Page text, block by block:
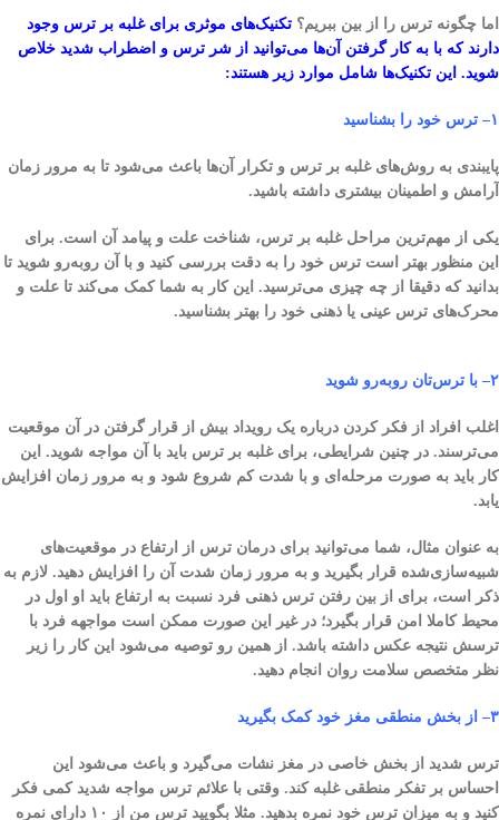
اما چگونه ترس را از بین ببریم؟ تکنیک‌های موثری برای غلبه بر ترس وجود
دارند که با به کار گرفتن آن‌ها می‌توانید از شر ترس و اضطراب شدید خلاص
شوید. این تکنیک‌ها شامل موارد زیر هستند:
۱– ترس خود را بشناسید
پایبندی به روش‌های غلبه بر ترس و تکرار آن‌ها باعث می‌شود تا به مرور زمان
آرامش و اطمینان بیشتری داشته باشید.
یکی از مهم‌ترین مراحل غلبه بر ترس، شناخت علت و پیامد آن است. برای
این منظور بهتر است ترس خود را به دقت بررسی کنید و با آن روبه‌رو شوید تا
بدانید که دقیقا از چه چیزی می‌ترسید. این کار به شما کمک می‌کند تا علت و
محرک‌های ترس عینی یا ذهنی خود را بهتر بشناسید.
۲– با ترس‌تان روبه‌رو شوید
اغلب افراد از فکر کردن درباره یک رویداد بیش از قرار گرفتن در آن موقعیت
می‌ترسند. در چنین شرایطی، برای غلبه بر ترس باید با آن مواجه شوید. این
کار باید به صورت مرحله‌ای و با شدت کم شروع شود و به مرور زمان افزایش
یابد.
به عنوان مثال، شما می‌توانید برای درمان ترس از ارتفاع در موقعیت‌های
شبیه‌سازی‌شده قرار بگیرید و به مرور زمان شدت آن را افزایش دهید. لازم به
ذکر است، برای از بین رفتن ترس ذهنی فرد نسبت به ارتفاع باید او اول در
محیط کاملا امن قرار بگیرد؛ در غیر این صورت ممکن است مواجهه فرد با
ترسش نتیجه عکس داشته باشد. از همین رو توصیه می‌شود این کار را زیر
نظر متخصص سلامت روان انجام دهید.
۳– از بخش منطقی مغز خود کمک بگیرید
ترس شدید از بخش خاصی در مغز نشات می‌گیرد و باعث می‌شود این
احساس بر تفکر منطقی غلبه کند. وقتی با علائم ترس مواجه شدید کمی فکر
کنید و به میزان ترس خود نمره بدهید. مثلا بگویید ترس من از ۱۰ دارای نمره